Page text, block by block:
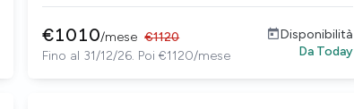
€1010/mese €1120
Fino al 31/12/26. Poi €1120/mese
Disponibilità
Da Today